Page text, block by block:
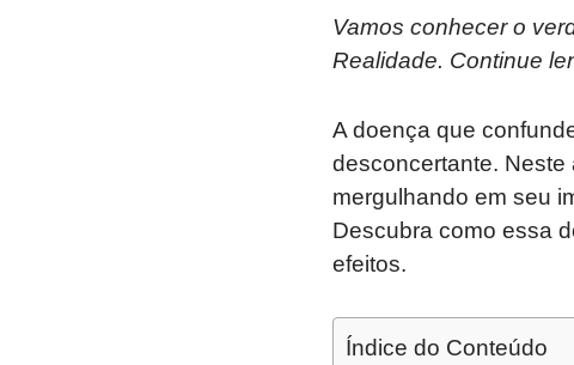
Vamos conhecer o
Realidade. Continue
A doença que
desconcertante. Neste
mergulhando em seu
Descubra como essa
efeitos.
Índice do Conteúdo